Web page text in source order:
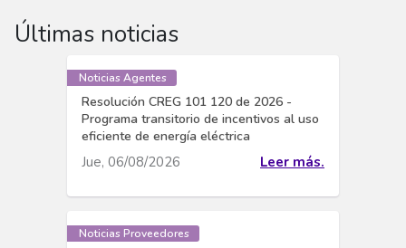
Últimas noticias
Noticias Agentes
Resolución CREG 101 120 de 2026 -
Programa transitorio de incentivos al uso
eficiente de energía eléctrica
Jue, 06/08/2026 Leer más.
Noticias Proveedores